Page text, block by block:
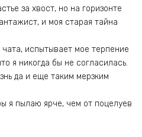
за хвост, но на горизонте
и моя старая тайна
испытывает мое терпение
я никогда бы не согласилась.
да и еще таким мерзким
я пылаю ярче, чем от поцелуев